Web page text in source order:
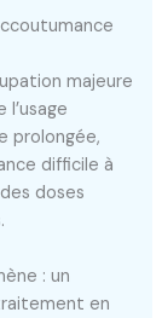
majeure
prolongée,
difficile à
doses
: un
en